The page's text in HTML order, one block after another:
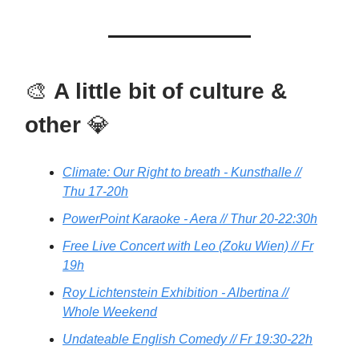
🎨 A little bit of culture &
other 💎
Climate: Our Right to breath - Kunsthalle //
Thu 17-20h
PowerPoint Karaoke - Aera // Thur 20-22:30h
Free Live Concert with Leo (Zoku Wien) // Fr
19h
Roy Lichtenstein Exhibition - Albertina //
Whole Weekend
Undateable English Comedy // Fr 19:30-22h